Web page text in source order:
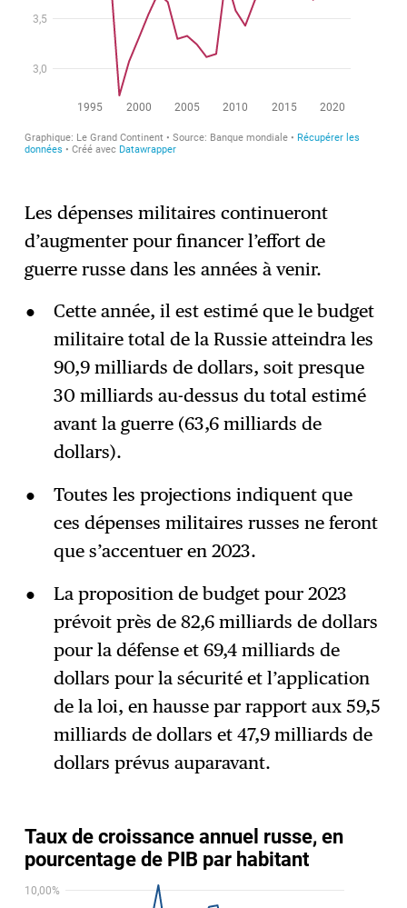
Les dépenses militaires continueront
d’augmenter pour financer l’effort de
guerre russe dans les années à venir.
Cette année, il est estimé que le budget
militaire total de la Russie atteindra les
90,9 milliards de dollars, soit presque
30 milliards au-dessus du total estimé
avant la guerre (63,6 milliards de
dollars).
Toutes les projections indiquent que
ces dépenses militaires russes ne feront
que s’accentuer en 2023.
La proposition de budget pour 2023
prévoit près de 82,6 milliards de dollars
pour la défense et 69,4 milliards de
dollars pour la sécurité et l’application
de la loi, en hausse par rapport aux 59,5
milliards de dollars et 47,9 milliards de
dollars prévus auparavant.